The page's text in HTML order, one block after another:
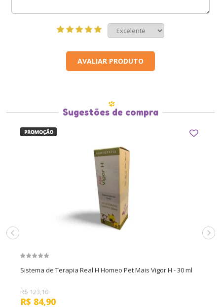
AVALIAR PRODUTO
Sugestões de compra
Sistema de Terapia Real H Homeo Pet Mais Vigor H - 30 ml
R$123,10
R$ 84,90